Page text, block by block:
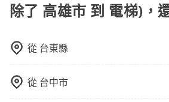
乘客盡量塞、盡量放。在預定前，建
並事先透過官網的線上客服洽詢，確
除了 高雄市 到 電梯)，
從 台東縣
從 台中市